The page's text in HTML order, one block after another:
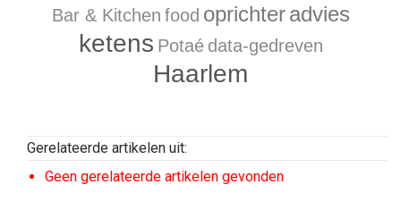
Bar & Kitchen food oprichter advies
ketens Potaé data-gedreven
Haarlem
Gerelateerde artikelen uit:
Geen gerelateerde artikelen gevonden